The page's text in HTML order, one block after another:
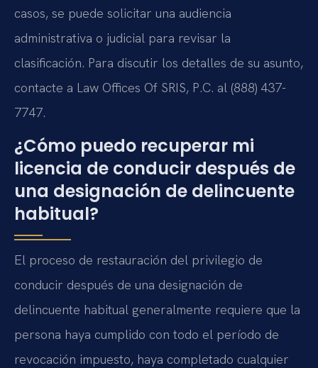
casos, se puede solicitar una audiencia
administrativa o judicial para revisar la
clasificación. Para discutir los detalles de su asunto,
contacte a Law Offices Of SRIS, P.C. al (888) 437-
7747.
¿Cómo puedo recuperar mi
licencia de conducir después de
una designación de delincuente
habitual?
El proceso de restauración del privilegio de
conducir después de una designación de
delincuente habitual generalmente requiere que la
persona haya cumplido con todo el período de
revocación impuesto, haya completado cualquier